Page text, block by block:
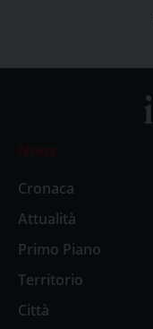
News
Cronaca
Attualità
Primo Piano
Territorio
Città